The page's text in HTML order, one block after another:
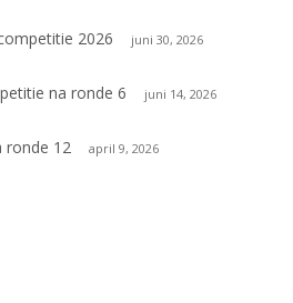
2026 juni 30, 2026
na ronde 6 juni 14, 2026
ronde 12 april 9, 2026